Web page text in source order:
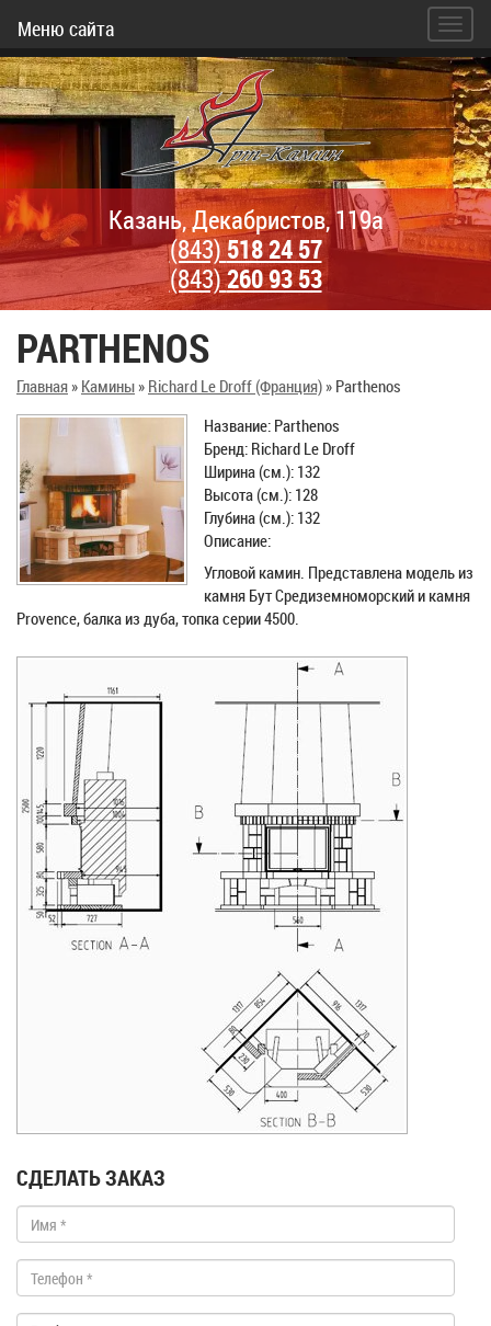
Меню сайта
Казань, Декабристов, 119а
(843)518 24 57
(843)260 93 53
PARTHENOS
Главная» Камины» Richard Le Droff (Франция)» Parthenos
Название: Parthenos
Бренд: Richard Le Droff
Ширина (см.): 132
Высота (см.): 128
Глубина (см.): 132
Описание:
Угловой камин. Представлена модель из
камня Бут Средиземноморский и камня
Provence, балка из дуба, топка серии 4500.
СДЕЛАТЬ ЗАКАЗ